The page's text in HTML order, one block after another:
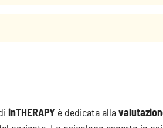
inTHERAPY è dedicata alla